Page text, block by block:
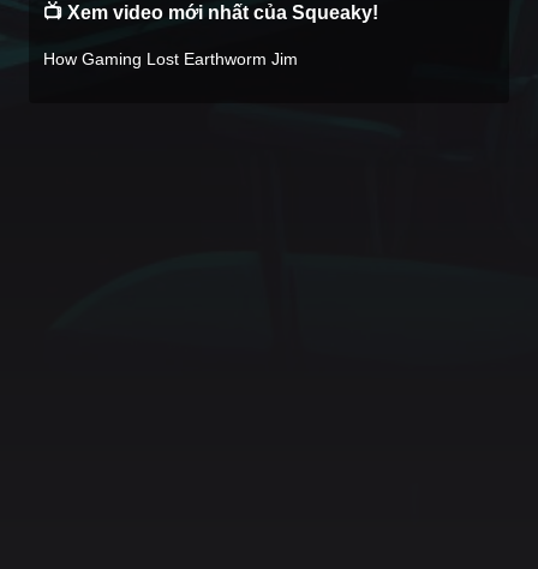
📺 Xem video mới nhất của Squeaky!
How Gaming Lost Earthworm Jim